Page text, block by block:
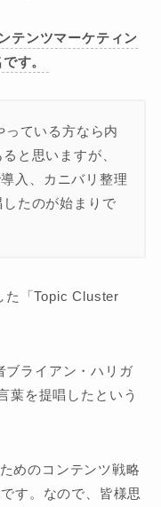
テンツマーケティン
す。
っている方なら内
と思いますが、
入、カニバリ整理
たのが始まりで
た「Topic Cluster
ブライアン・ハリガ
葉を提唱したという
めのコンテンツ戦略
す。なので、皆様思